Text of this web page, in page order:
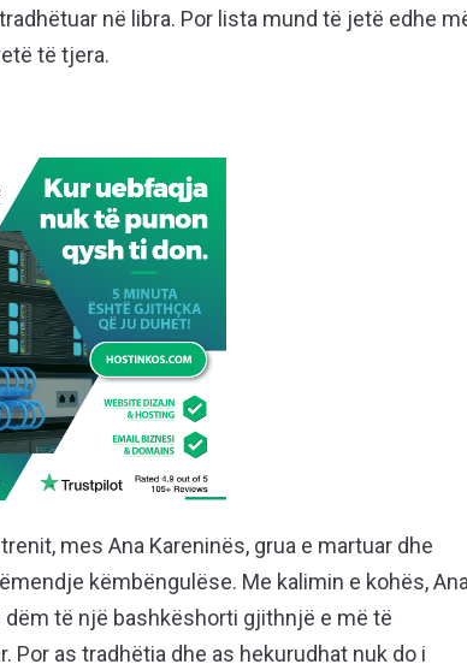
në libra. Por lista mund të jetë edhe
të tjera.
mes Ana Kareninës, grua e martuar dhe
këmbëngulëse. Me kalimin e kohës,
të një bashkëshorti gjithnjë e më të
as tradhëtia dhe as hekurudhat nuk do i